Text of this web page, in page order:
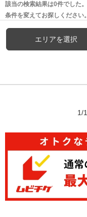
該当の検索結果は0件でした。
条件を変えてお探しください。
エリアを選択
1/1